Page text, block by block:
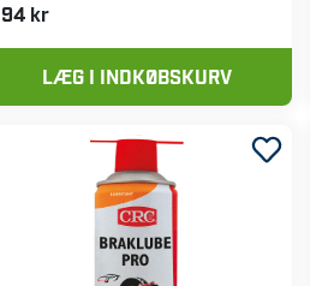
94 kr
LÆG I INDKØBSKURV